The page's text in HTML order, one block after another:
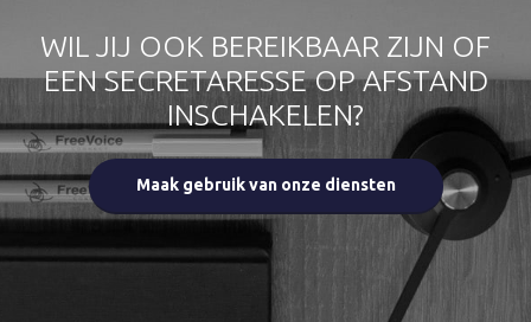
WIL JIJ OOK BEREIKBAAR ZIJN OF
EEN SECRETARESSE OP AFSTAND
INSCHAKELEN?
Maak gebruik van onze diensten